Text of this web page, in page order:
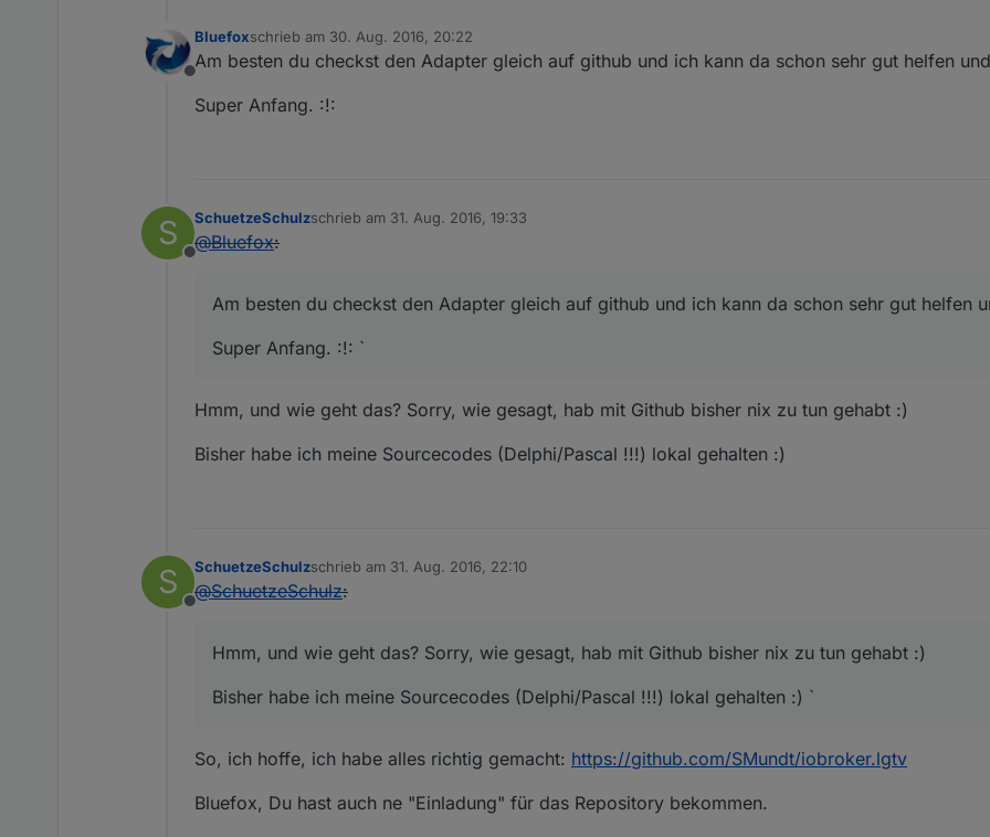
Offline
Bluefoxschrieb am 30. Aug. 2016, 20:22
zuletzt editiert von
Am besten du checkst den Adapter gleich auf github und ich kann da schon sehr gut helfen
Super Anfang. :!:
S
Offline
SchuetzeSchulzschrieb am 31. Aug. 2016, 19:33
zuletzt editiert von
@Bluefox:
Am besten du checkst den Adapter gleich auf github und ich kann da schon sehr gut helfen
Super Anfang. :!: `
Hmm, und wie geht das? Sorry, wie gesagt, hab mit Github bisher nix zu tun gehabt :)
Bisher habe ich meine Sourcecodes (Delphi/Pascal !!!) lokal gehalten :)
S
Offline
SchuetzeSchulzschrieb am 31. Aug. 2016, 22:10
zuletzt editiert von
@SchuetzeSchulz:
Hmm, und wie geht das? Sorry, wie gesagt, hab mit Github bisher nix zu tun gehabt :)
Bisher habe ich meine Sourcecodes (Delphi/Pascal !!!) lokal gehalten :) `
So, ich hoffe, ich habe alles richtig gemacht: https://github.com/SMundt/iobroker.lgtv
Bluefox, Du hast auch ne "Einladung" für das Repository bekommen.